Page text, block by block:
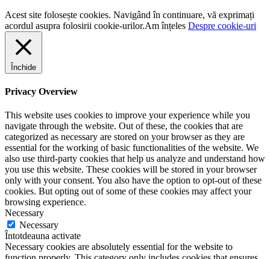
Acest site folosește cookies. Navigând în continuare, vă exprimați
acordul asupra folosirii cookie-urilor.Am înțeles Despre cookie-uri
Închide
Privacy Overview
This website uses cookies to improve your experience while you
navigate through the website. Out of these, the cookies that are
categorized as necessary are stored on your browser as they are
essential for the working of basic functionalities of the website. We
also use third-party cookies that help us analyze and understand how
you use this website. These cookies will be stored in your browser
only with your consent. You also have the option to opt-out of these
cookies. But opting out of some of these cookies may affect your
browsing experience.
Necessary
Necessary
Întotdeauna activate
Necessary cookies are absolutely essential for the website to